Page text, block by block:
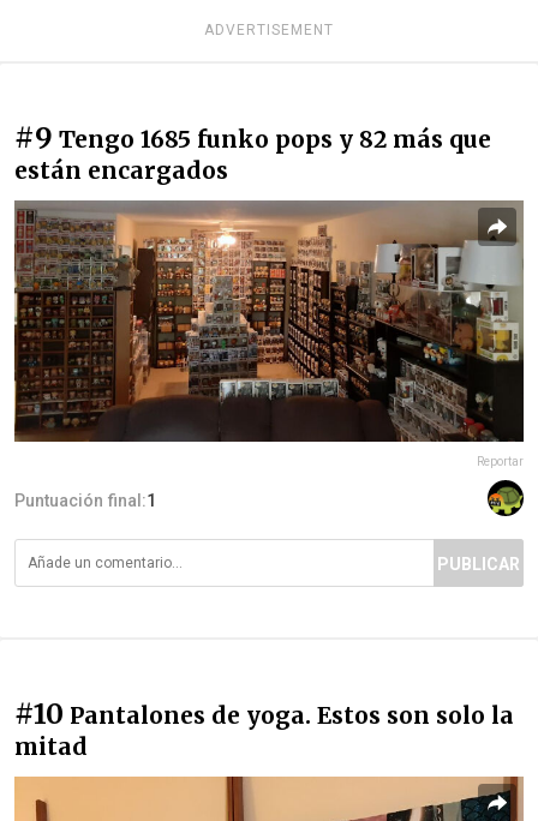
ADVERTISEMENT
#9 Tengo 1685 funko pops y 82 más que
están encargados
Reportar
Puntuación final:1
PUBLICAR
#10 Pantalones de yoga. Estos son solo la
mitad